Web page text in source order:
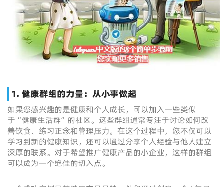
1. 健康群组的力量：从小事做起
如果您感兴趣的是健康和个人成长，可以加入一些类似
于“健康生活群”的社区。这些群组通常专注于讨论如何改
善饮食、练习正念和管理压力。在这个过程中，您不仅可以
学习到新的健康知识，还可以通过分享个人经验与他人建立
深厚的联系。对于希望推广健康产品的小企业，这样的群组
可以成为一个绝佳的切入点。